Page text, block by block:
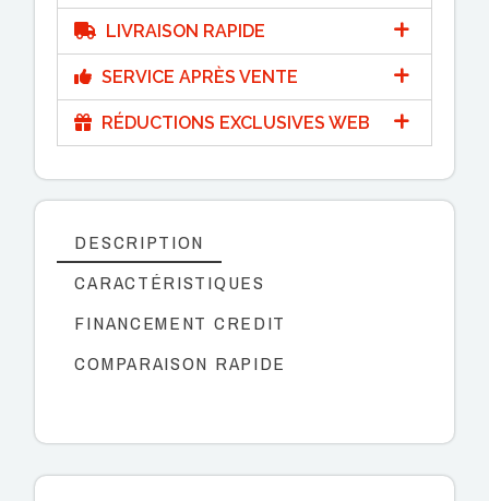
LIVRAISON RAPIDE
SERVICE APRÈS VENTE
RÉDUCTIONS EXCLUSIVES WEB
DESCRIPTION
CARACTÉRISTIQUES
FINANCEMENT CREDIT
COMPARAISON RAPIDE